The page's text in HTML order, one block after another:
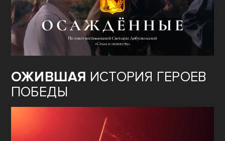
ОЖИВШАЯ ИСТОРИЯ ГЕРОЕВ
ПОБЕДЫ